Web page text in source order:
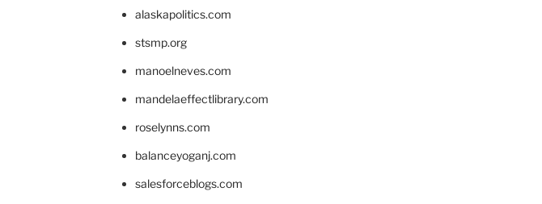
alaskapolitics.com
stsmp.org
manoelneves.com
mandelaeffectlibrary.com
roselynns.com
balanceyoganj.com
salesforceblogs.com